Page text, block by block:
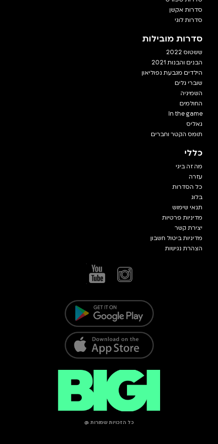
סדרות אקשן
סדרות לוגי
סדרות מובילות
ששטוס 2022
הבנים והבנות 2021
הילדים מגבעת נפוליאון
שוברי גלים
השמיניה
החולמים
In the game
גאליס
תומס הקטר וחברים
כללי
מה זה ביגי
עזרה
כל הסדרות
בלוג
תנאי שימוש
מדיניות פרטיות
יצירת קשר
מדיניות ביטול חשבון
הצהרת נגישות
כל הזכויות שמורות @